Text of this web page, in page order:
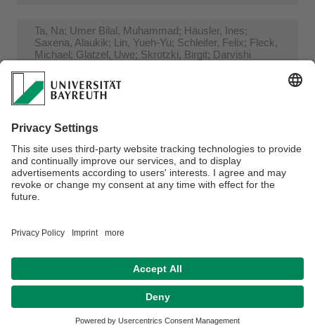
Ta, Na; Umer Bilal, Muhammad; Häusler, Ines;
Saxena, Alaukik; Lin, Yueh-Yu; Schleifer, Felix; Fleck,
Michael; Glatzel, Uwe; Skrotzki, Birgit; Darvishi
Simulation of the θ’ Precipitation Process with
Interfacial Anisotropy Effects in Al-Cu Al ...
In: Materials Bd. 14 (2021) Heft 5
Redka, David; Gadelmeier, Christian; Winter, Jan;
Spellauge, Maximilian; Eulenkamp, Constanze; Calta,
Pavel; Glatzel, Uwe; Minár, Ján; Huber, Heinz P.
Sub-picosecond single-pulse laser ablation of the
CrMnFeCoNi high entropy alloy and compar ...
Pfizenmaier, Petra; Ulrich, Anke Silvia; Galetz,
Mathias C.; Glatzel, Uwe
Tensile creep properties of Cr-Si Alloys at 980 °C
in air : Influence of Ge and Mo additio ...
In:Metals Bd. 11 (2021) Heft 7
doi:10.3390/met11071072 ...